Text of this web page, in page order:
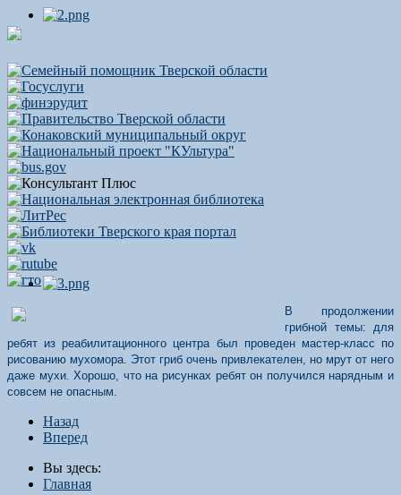
В продолжении
грибной темы: для
ребят из реабилитационного центра был проведен мастер-класс по
рисованию мухомора. Этот гриб очень привлекателен, но мрут от него
даже мухи. Хорошо, что на рисунках ребят он получился нарядным и
совсем не опасным.
Назад
Вперед
Вы здесь:
Главная